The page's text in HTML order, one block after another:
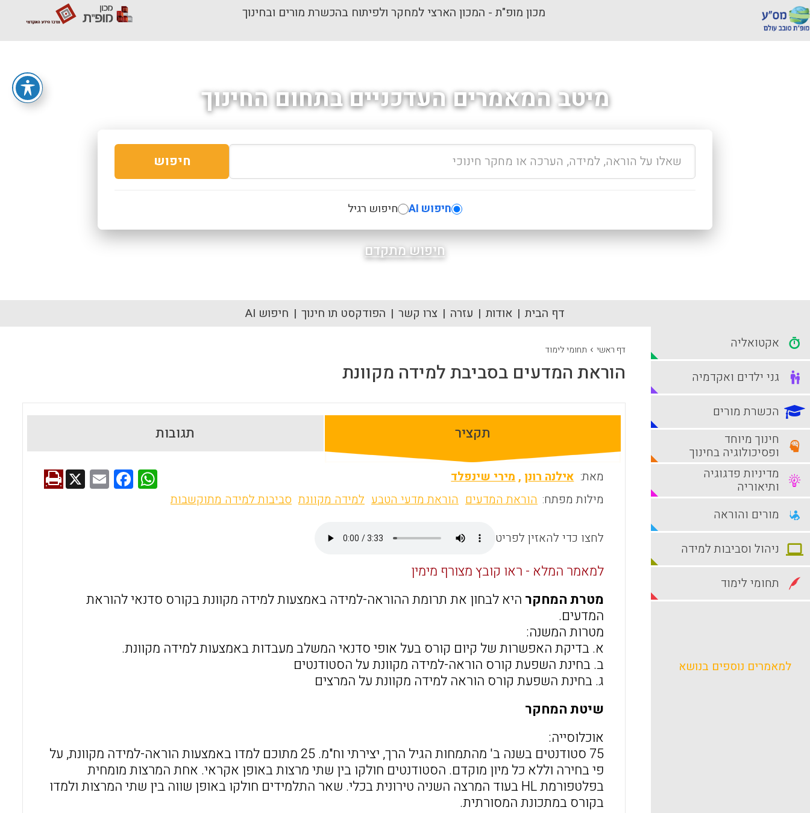
מכון מופ"ת - המכון הארצי למחקר ולפיתוח בהכשרת מורים ובחינוך
מיטב המאמרים העדכניים בתחום החינוך
חיפוש
חיפוש AI חיפוש רגיל
חיפוש מתקדם
דף הבית אודות עזרה צרו קשר הפודקסט תו חינוך חיפוש AI
דף ראשי › תחומי לימוד
הוראת המדעים בסביבת למידה מקוונת
תקציר תגובות
מאת: אילנה רונן ,מירי שינפלד W
h
p
F
a
k
E
m
X
מילות מפתח: הוראת המדעים הוראת מדעי הטבע למידה מקוונת סביבות למידה מתוקשבות
לחצו כדי להאזין לפריט
למאמר המלא - ראו קובץ מצורף מימין
מטרת המחקר היא לבחון את תרומת ההוראה-למידה באמצעות למידה מקוונת בקורס סדנאי להוראת
המדעים.
מטרות המשנה:
א. בדיקת האפשרות של קיום קורס בעל אופי סדנאי המשלב מעבדות באמצעות למידה מקוונת.
ב. בחינת השפעת קורס הוראה-למידה מקוונת על הסטודנטים
ג. בחינת השפעת קורס הוראה למידה מקוונת על המרצים
שיטת המחקר
אוכלוסייה:
75 סטודנטים בשנה ב' מהתמחות הגיל הרך, יצירתי וח"מ. 25 מתוכם למדו באמצעות הוראה-למידה מקוונת, על
פי בחירה וללא כל מיון מוקדם. הסטודנטים חולקו בין שתי מרצות באופן אקראי. אחת המרצות מומחית
בפלטפורמת HL בעוד המרצה השניה טירונית בכלי. שאר התלמידים חולקו באופן שווה בין שתי המרצות ולמדו
בקורס במתכונת המסורתית.
אקטואליה
גני ילדים ואקדמיה
הכשרת מורים
חינוך מיוחד
ופסיכולוגיה בחינוך
מדיניות פדגוגיה
ותיאוריה
מורים והוראה
ניהול וסביבות למידה
תחומי לימוד
למאמרים נוספים בנושא